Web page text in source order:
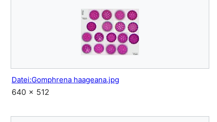
Datei:Gomphrena haageana.jpg
640 × 512